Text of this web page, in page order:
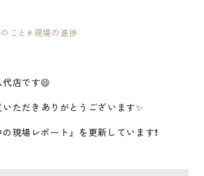
こと 現場の進捗
店です😄
ただき ありがとうございます✨
現場レポート』を更新しています❗